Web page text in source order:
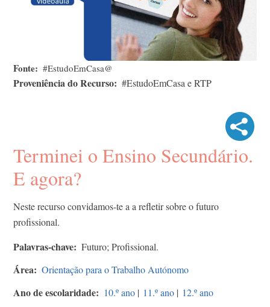
Fonte #EstudoEmCasa@
Proveniência do Recurso #EstudoEmCasa e RTP
Terminei o Ensino Secundário.
E agora?
Neste recurso convidamos-te a a refletir sobre o futuro
profissional.
Palavras-chave Futuro; Profissional.
Área Orientação para o Trabalho Autónomo
Ano de escolaridade 10.º ano | 11.º ano | 12.º ano